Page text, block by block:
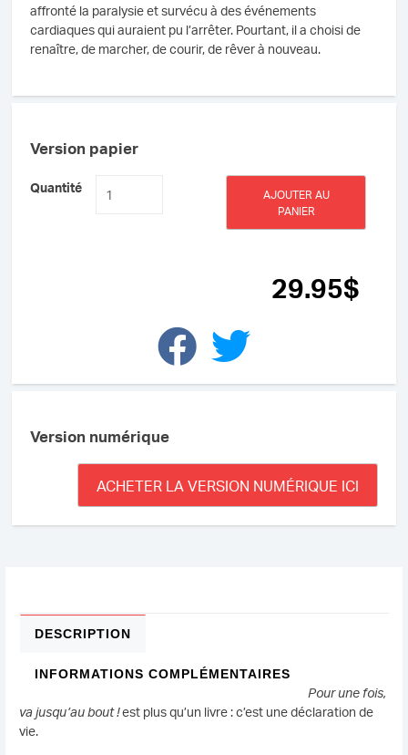
affronté la paralysie et survécu à des événements
cardiaques qui auraient pu l’arrêter. Pourtant, il a choisi de
renaître, de marcher, de courir, de rêver à nouveau.
Version papier
Quantité
AJOUTER AU
PANIER
29.95$
Version numérique
ACHETER LA VERSION NUMÉRIQUE ICI
DESCRIPTION
INFORMATIONS COMPLÉMENTAIRES
Pour une fois,
va jusqu’au bout !est plus qu’un livre : c’est une déclaration de
vie.